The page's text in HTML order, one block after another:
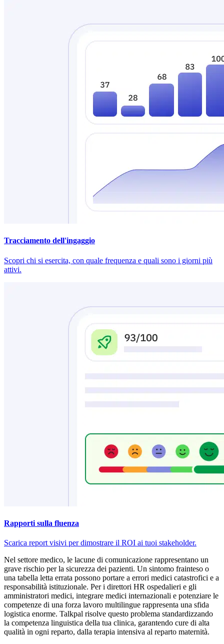
Tracciamento dell'ingaggio
Scopri chi si esercita, con quale frequenza e quali sono i giorni più
attivi.
Rapporti sulla fluenza
Scarica report visivi per dimostrare il ROI ai tuoi stakeholder.
Nel settore medico, le lacune di comunicazione rappresentano un
grave rischio per la sicurezza dei pazienti. Un sintomo frainteso o
una tabella letta errata possono portare a errori medici catastrofici e a
responsabilità istituzionale. Per i direttori HR ospedalieri e gli
amministratori medici, integrare medici internazionali e potenziare le
competenze di una forza lavoro multilingue rappresenta una sfida
logistica enorme. Talkpal risolve questo problema standardizzando
la competenza linguistica della tua clinica, garantendo cure di alta
qualità in ogni reparto, dalla terapia intensiva al reparto maternità.